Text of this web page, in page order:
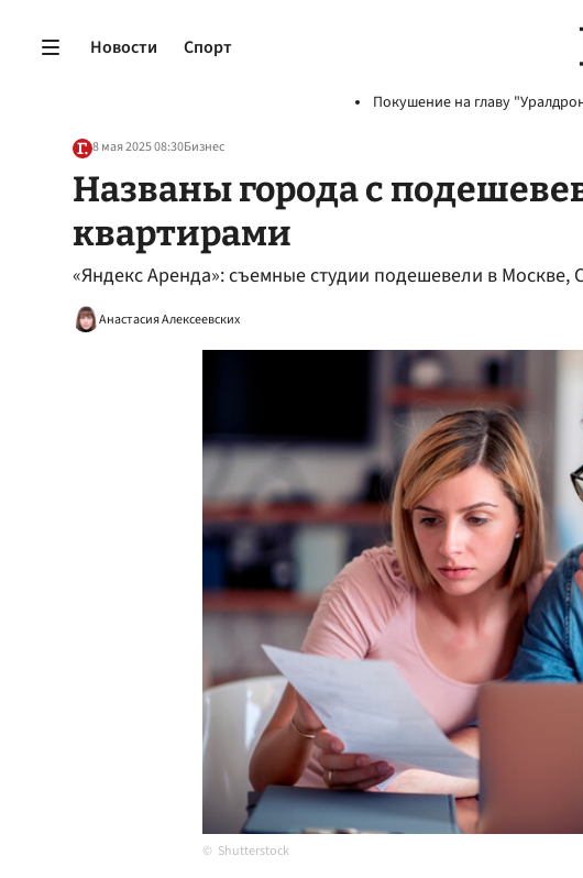
Новости Спорт
Покушение на главу
8 мая 2025 08:30Бизнес
Названы города с
квартирами
«Яндекс Аренда»: съемные студии подешевели в Москве,
Анастасия Алексеевских
Shutterstock